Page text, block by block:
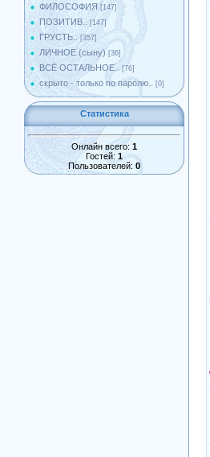
ФИЛОСОФИЯ [147]
ПОЗИТИВ.. [147]
ГРУСТЬ.. [357]
ЛИЧНОЕ (сыну) [36]
ВСЁ ОСТАЛЬНОЕ.. [76]
скрыто - только по паролю.. [0]
Статистика
Онлайн всего: 1
Гостей: 1
Пользователей: 0